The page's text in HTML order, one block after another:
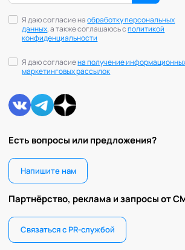
Есть вопросы или предложения?
Напишите нам
Партнёрство, реклама и запросы от
Связаться с PR-службой
Я даю согласие наобработку персональных
данных, а также соглашаюсь сполитикой
конфиденциальности
Я даю согласиена получение
маркетинговых рассылок